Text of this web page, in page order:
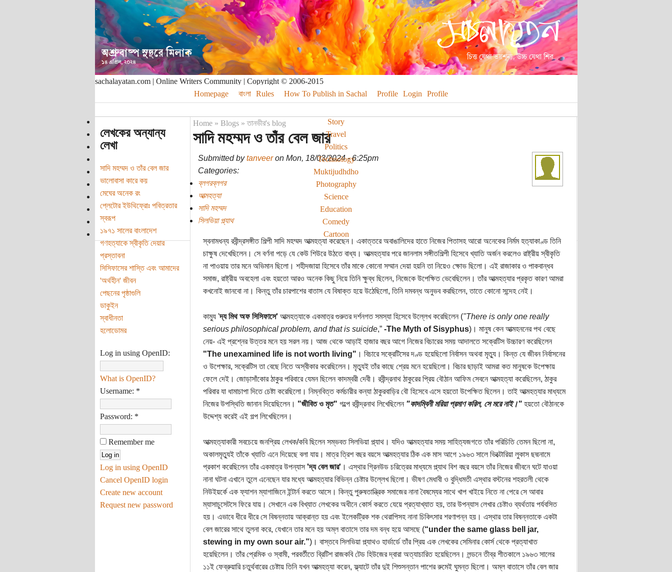
sachalayatan.com | Online Writers Community | Copyright © 2006-2015
Homepage
বাংলা Rules How To Publish in Sachal Profile Login Profile
Story
Travel
Politics
Technology
Muktijudhdho
Photography
Science
Education
Comedy
Cartoon
লেখকের অন্যান্য
লেখা
সাদি মহম্মদ ও তাঁর বেল জার
ভালোবাসা কারে কয়
মেঘের অনেক রং
প্লেটোর ইউথিফ্রোঃ পবিত্রতার
স্বরূপ
১৯৭১ সালের বাংলাদেশ
গণহত্যাকে স্বীকৃতি দেয়ার
প্রস্তাবনা
সিসিফাসের শাস্তি এবং আমাদের
'অর্থহীন' জীবন
পেছনের পৃষ্ঠাগুলি
ডাকুইন
স্বাধীনতা
হলোডোমর
Log in using OpenID:
What is OpenID?
Username: *
Password: *
Remember me
Log in using OpenID
Cancel OpenID login
Create new account
Request new password
Home» Blogs»তানভীর's blog
সাদি মহম্মদ ও তাঁর বেল জার
Submitted bytanveeron Mon, 18/03/2024 - 6:25pm
Categories:
ব্লগরব্লগর
আত্মহত্যা
সাদি মহম্মদ
সিলভিয়া প্ল্যাথ
স্বনামধন্য রবীন্দ্রসঙ্গীত শিল্পী সাদি মহম্মদ আত্মহত্যা করেছেন। একাত্তরে অবাঙালিদের হাতে নিজের পিতাসহ আরো অনেকের নির্মম হত্যাকাণ্ড তিনি
চাক্ষুষ দেখেছিলেন। সে বর্ণনা পড়ে যে কেউ শিউরে উঠতে বাধ্য। আত্মহত্যার পরে জানলাম সঙ্গীতশিল্পী হিসেবে খ্যাতি অর্জন করলেও রাষ্ট্রীয় স্বীকৃতি
না পাওয়ায় তার মনে অভিমান ছিলো। শহীদজায়া হিসেবে তাঁর মাকে কোনো সম্মান দেয়া হয়নি তা নিয়েও ক্ষোভ ছিলো। এই রাজাকার ও পাকবান্ধব
সমাজ, রাষ্ট্রীয় অবহেলা এবং হয়তো আরও অনেক কিছু নিয়ে তিনি ক্ষুব্ধ ছিলেন, নিজেকে উপেক্ষিত ভেবেছিলেন। তাঁর আত্মহত্যার প্রকৃত কারণ আমরা
কখনোই জানবো না। কিন্তু তাঁর চারপাশের বাতাস যে বিষাক্ত হয়ে উঠেছিলো, তিনি দমবন্ধ অনুভব করছিলেন, তাতে কোনো সন্দেহ নেই।
কাম্যু 'দ্য মিথ অফ সিসিফাসে' আত্মহত্যাকে একমাত্র গুরুতর দর্শনগত সমস্যা হিসেবে উল্লেখ করেছিলেন ("There is only one really
serious philosophical problem, and that is suicide,” -The Myth of Sisyphus)। মানুষ কেন আত্মহননের পথ বেছে
নেয়- এই প্রশ্নের উত্তর মনে হয় সরল নয়। আজ থেকে আড়াই হাজার বছর আগে নিজের বিচারের সময় আদালতে সক্রেটিস উচ্চারণ করেছিলেন
"The unexamined life is not worth living" । বিচারে সক্রেটিসের দণ্ড হয়েছিলো নির্বাসন অথবা মৃত্যু। কিন্ত যে জীবন নির্বাসনের
ও উপেক্ষার, সক্রেটিস তা বেছে নিতে অস্বীকার করেছিলেন। মৃত্যুই তাঁর কাছে শ্রেয় মনে হয়েছিলো। বিচার ছাড়াই আমরা কত মানুষকে উপেক্ষায়
ফেলে দেই। জোড়াসাঁকোর ঠাকুর পরিবারে যেমন ছিলেন কাদম্বরী দেবী। রবীন্দ্রনাথ ঠাকুরের প্রিয় বৌঠান আফিম সেবনে আত্মহত্যা করেছিলেন, ঠাকুর
পরিবার যা ধামাচাপা দিতে চেষ্টা করেছিলো। নিম্নবিত্ত কর্মচারীর কন্যা ঠাকুরবাড়ির বৌ হিসেবে এসে হয়তো উপেক্ষিত ছিলেন। তাই আত্মহত্যার মাধ্যমে
নিজের উপস্থিতি জানান দিয়েছিলেন। "জীবিত ও মৃত" গল্পে রবীন্দ্রনাথ লিখেছিলেন "কাদম্বিনী মরিয়া প্রমাণ করিল, সে মরে নাই।"হয়তো বৌঠানকে
উদ্দেশ্য করেই এই গল্প লিখেছিলেন।
আত্মহত্যাকারী সবচেয়ে জনপ্রিয় লেখক/কবি ছিলেন সম্ভবত সিলভিয়া প্ল্যাথ। যদিও আত্মহত্যার সময় সাহিত্যজগতে তাঁর পরিচিতি তেমন ছিলো না,
অকালমৃত্যুই তাঁকে খ্যাতি এনে দিয়েছে বলা যায়। মাত্র ত্রিশ বছর বয়সে আত্মহত্যার ঠিক এক মাস আগে ১৯৬৩ সালে ভিক্টোরিয়া লুকাস ছদ্মনামে
প্রকাশ করেছিলেন তাঁর একমাত্র উপন্যাস 'দ্য বেল জার' । এস্থার গ্রিনউড চরিত্রের মাধ্যমে প্ল্যাথ বিশ বছর বয়সে তাঁর নিজের জীবনে ঘটে যাওয়া
নানা ঘটনা এখানে তুলে এনেছেন যার মধ্যে আত্মহত্যার বিভিন্ন চেষ্টার উল্লেখ ছিলো। ভীষণ মেধাবী ও বুদ্ধিমতী এস্থার বস্টনের শহরতলী থেকে
নিউইয়র্কে এক ফ্যাশন ম্যাগাজিনে ইন্টার্ন করতে আসে। কিন্তু পুরুষতান্ত্রিক সমাজের নানা বৈষম্যের সাথে খাপ খাইয়ে নিতে না পেরে সে আবার
ম্যাসাচুসেটসে ফিরে যায়। সেখানে এক বিখ্যাত লেখকের অধীনে কোর্স করতে যেয়ে প্রত্যাখ্যাত হয়, তার উপন্যাস লেখার চেষ্টাও ব্যর্থতায় পর্যবসিত
হয়। এভাবে ধীরে ধীরে সে বিষন্নতায় আক্রান্ত হয় এবং ইলেকট্রিক শক থেরাপিসহ নানা চিকিৎসার শরণাপন্ন হয়। এস্থার তার বিষন্নতাকে একটা
বেল জারের সাথে তুলনা করে, যেখানে তার মনে হয় অম্ল বাতাসে তার দম বন্ধ হয়ে আসছে (“under the same glass bell jar,
stewing in my own sour air.”)। বাস্তবে সিলভিয়া প্ল্যাথও হার্ভার্ডে তাঁর প্রিয় এক লেখকের সেমিনার কোর্স থেকে প্রত্যাখাত
হয়েছিলেন। তাঁর প্রেমিক ও স্বামী, পরবর্তীতে ব্রিটিশ রাজকবি টেড হিউজের দ্বারা অত্যাচারিত হয়েছিলেন। লন্ডনে তীব্র শীতকালে ১৯৬৩ সালের
১১ই ফেব্রুয়ারি চতুর্থবারের চেষ্টায় তিনি যখন আত্মহত্যা করেন, ফ্ল্যাটে তাঁর দুই শিশুসন্তান পাশের রুমেই ঘুমন্ত ছিলো। অম্ল বাতাসে তাঁর বেল জার